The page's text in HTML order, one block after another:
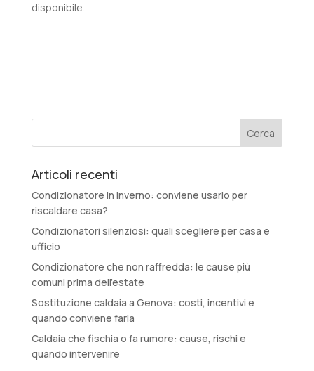
disponibile.
Articoli recenti
Condizionatore in inverno: conviene usarlo per
riscaldare casa?
Condizionatori silenziosi: quali scegliere per casa e
ufficio
Condizionatore che non raffredda: le cause più
comuni prima dell’estate
Sostituzione caldaia a Genova: costi, incentivi e
quando conviene farla
Caldaia che fischia o fa rumore: cause, rischi e
quando intervenire